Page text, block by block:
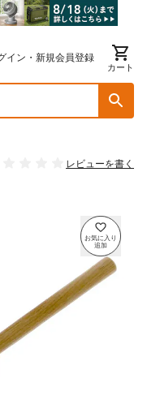
イン・新規会員登録
カート
レビューを書く